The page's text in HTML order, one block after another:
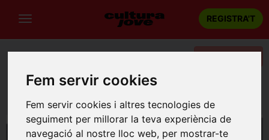
Fem servir cookies
Fem servir cookies i altres tecnologies de
seguiment per millorar la teva experiència de
navegació al nostre lloc web, per mostrar-te
REGISTRA'T
Portada Música
Barcelona